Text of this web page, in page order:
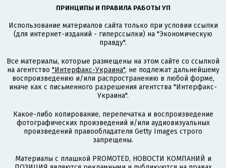
ПРИНЦИПЫ И ПРАВИЛА РАБОТЫ УП
Использование материалов сайта только при условии ссылки
(для интернет-изданий - гиперссылки) на "Экономическую
правду".
Все материалы, которые размещены на этом сайте со ссылкой
на агентство "Интерфакс-Украина", не подлежат дальнейшему
воспроизведению и/или распространению в любой форме,
иначе как с письменного разрешения агентства "Интерфакс-
Украина".
Какое-либо копирование, перепечатка и воспроизведение
фотографических произведений и/или аудиовизуальных
произведений правообладателя Getty Images строго
запрещены.
Материалы с плашкой PROMOTED, НОВОСТИ КОМПАНИЙ и